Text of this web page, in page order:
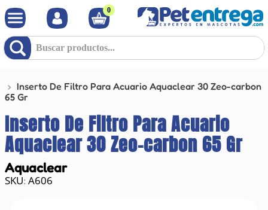
0
Buscar productos...
Inserto De Filtro Para Acuario Aquaclear 30 Zeo-carbon
65 Gr
Inserto De Filtro Para Acuario
Aquaclear 30 Zeo-carbon 65 Gr
Aquaclear
: A606